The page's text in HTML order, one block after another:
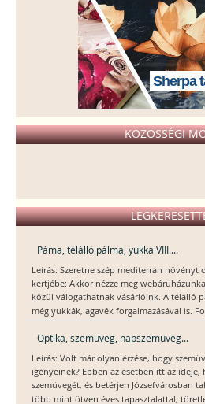
Sherpa
KÖZÖSSÉGI
Páma, télálló pálma, yukka VIII....
Leírás: Szeretne szép mediterrán
kertjébe: Akkor nézze meg
közül válogathatnak vásárlóink. A télálló
még yukkák, agavék forgalmazásával is.
Optika, szemüveg, napszemüveg...
Leírás: Volt már olyan érzése, hogy
igényeinek? Ebben az esetben itt az ideje,
szemüvegét, és betérjen Józsefvárosban
több mint ötven éves tapasztalattal,